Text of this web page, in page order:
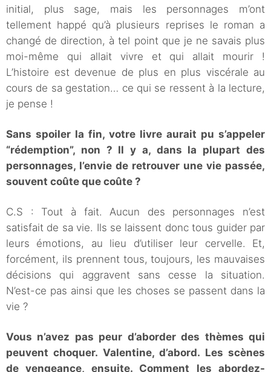
initial, plus sage, mais les personnages m’ont
tellement happé qu’à plusieurs reprises le roman a
changé de direction, à tel point que je ne savais plus
moi-même qui allait vivre et qui allait mourir !
L’histoire est devenue de plus en plus viscérale au
cours de sa gestation… ce qui se ressent à la lecture,
je pense !
Sans spoiler la fin, votre livre aurait pu s’appeler
“rédemption”, non ? Il y a, dans la plupart des
personnages, l’envie de retrouver une vie passée,
souvent coûte que coûte ?
C.S : Tout à fait. Aucun des personnages n’est
satisfait de sa vie. Ils se laissent donc tous guider par
leurs émotions, au lieu d’utiliser leur cervelle. Et,
forcément, ils prennent tous, toujours, les mauvaises
décisions qui aggravent sans cesse la situation.
N’est-ce pas ainsi que les choses se passent dans la
vie ?
Vous n’avez pas peur d’aborder des thèmes qui
peuvent choquer. Valentine, d’abord. Les scènes
de vengeance, ensuite. Comment les abordez-